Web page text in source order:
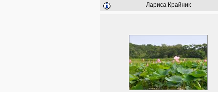
Лариса Крайник